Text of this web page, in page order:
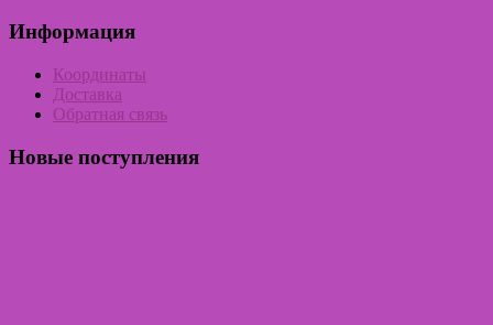
Информация
Координаты
Доставка
Обратная связь
Новые поступления